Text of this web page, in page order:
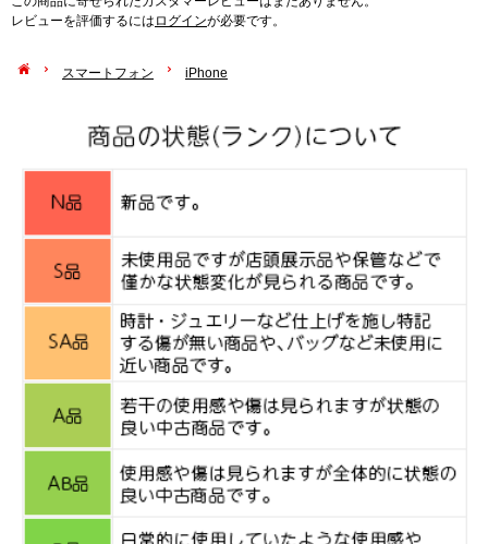
レビューを評価するには ログインが必要です。
スマートフォン iPhone